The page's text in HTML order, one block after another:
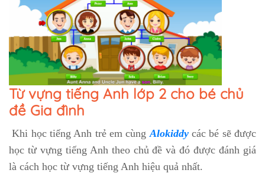
Từ vựng tiếng Anh lớp 2 cho bé chủ
đề Gia đình
Khi học tiếng Anh trẻ em cùng Alokiddycác bé sẽ được
học từ vựng tiếng Anh theo chủ đề và đó được đánh giá
là cách học từ vựng tiếng Anh hiệu quả nhất.